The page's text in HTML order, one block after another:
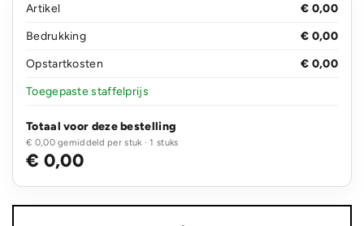
Artikel
€ 0,00
Bedrukking
€ 0,00
Opstartkosten
€ 0,00
Toegepaste staffelprijs
Totaal voor deze bestelling
€ 0,00 gemiddeld per stuk · 1 stuks
€ 0,00